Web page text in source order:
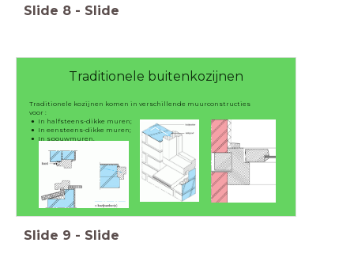
Slide 8 - Slide
Traditionele buitenkozijnen
Traditionele kozijnen komen in verschillende muurconstructies
voor :
In halfsteens-dikke muren;
In eensteens-dikke muren;
In spouwmuren.
Slide 9 - Slide